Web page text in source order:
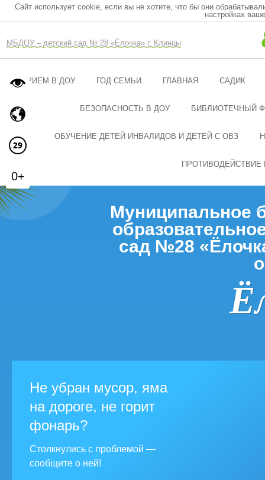
Сайт использует cookie, если вы не хотите, что бы они
настройках
МБДОУ – детский сад № 28 «Ёлочка» г. Клинцы
ПРИЕМ В ДОУ ГОД СЕМЬИ ГЛАВНАЯ САДИК
БЕЗОПАСНОСТЬ В ДОУ БИБЛИОТЕЧНЫЙ
ОБУЧЕНИЕ ДЕТЕЙ ИНВАЛИДОВ И ДЕТЕЙ С ОВЗ
ПРОТИВОДЕЙСТВИЕ
Муниципальное
сад №28
Не убран мусор, яма
на дороге, не горит
фонарь?
Столкнулись с проблемой —
сообщите о ней!
0+